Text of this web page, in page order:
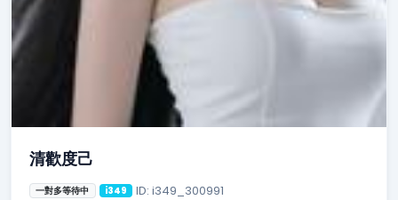
清歡度己
一對多等待中 i349 ID: i349_300991